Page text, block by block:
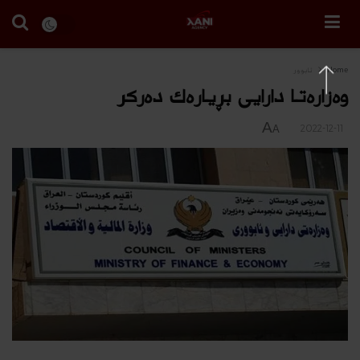
Home ئابوور
وەزارەتا دارایی بڕیاره‌ك دەركر
A
A